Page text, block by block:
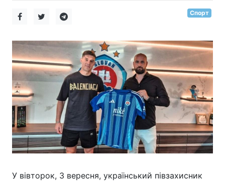
Спорт
У вівторок, 3 вересня, український півзахисник